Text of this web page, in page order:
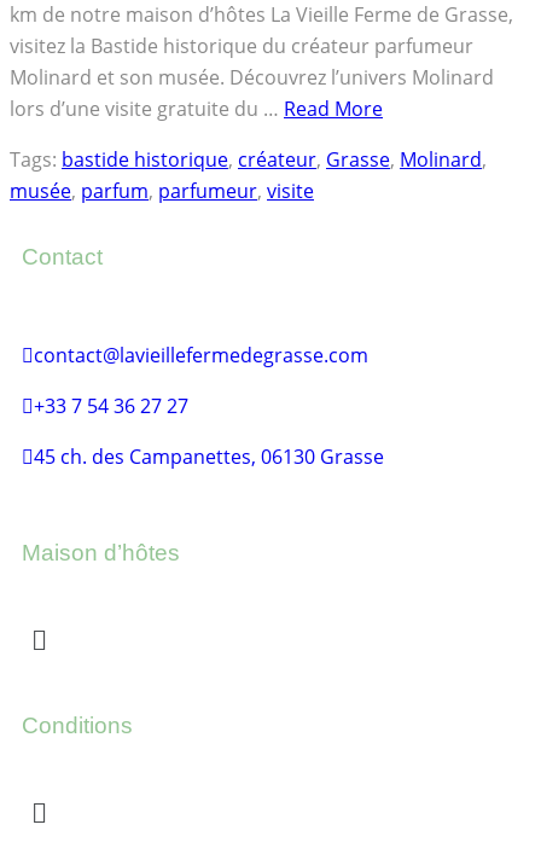
km de notre maison d’hôtes La Vieille Ferme de Grasse,
visitez la Bastide historique du créateur parfumeur
Molinard et son musée. Découvrez l’univers Molinard
lors d’une visite gratuite du … Read More
Tags: bastide historique, créateur, Grasse, Molinard,
musée, parfum, parfumeur, visite
Contact
contact@lavieillefermedegrasse.com
+33 7 54 36 27 27
45 ch. des Campanettes, 06130 Grasse
Maison d’hôtes
Conditions